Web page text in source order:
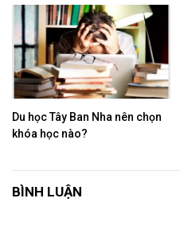
Du học Tây Ban Nha nên chọn
khóa học nào?
BÌNH LUẬN